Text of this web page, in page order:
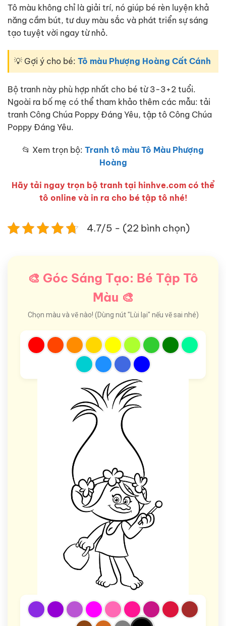
Tô màu không chỉ là giải trí, nó giúp bé rèn luyện khả
năng cầm bút, tư duy màu sắc và phát triển sự sáng
tạo tuyệt vời ngay từ nhỏ.
💡 Gợi ý cho bé: Tô màu Phượng Hoàng Cất Cánh
Bộ tranh này phù hợp nhất cho bé từ 3-3+2 tuổi.
Ngoài ra bố mẹ có thể tham khảo thêm các mẫu: tải
tranh Công Chúa Poppy Đáng Yêu, tập tô Công Chúa
Poppy Đáng Yêu.
📂 Xem trọn bộ: Tranh tô màu Tô Màu Phượng
Hoàng
Hãy tải ngay trọn bộ tranh tại hinhve.com có thể
tô online và in ra cho bé tập tô nhé!
4.7/5 - (22 bình chọn)
🎨 Góc Sáng Tạo: Bé Tập Tô
Màu 🎨
Chọn màu và vẽ nào! (Dùng nút "Lùi lại" nếu vẽ sai nhé)